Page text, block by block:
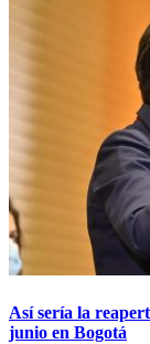
Así sería la
junio en Bogotá